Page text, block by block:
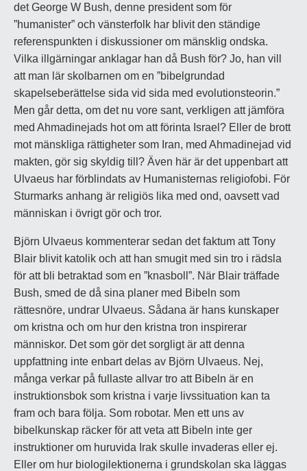
det George W Bush, denne president som för
”humanister” och vänsterfolk har blivit den ständige
referenspunkten i diskussioner om mänsklig ondska.
Vilka illgärningar anklagar han då Bush för? Jo, han vill
att man lär skolbarnen om en ”bibelgrundad
skapelseberättelse sida vid sida med evolutionsteorin.”
Men går detta, om det nu vore sant, verkligen att jämföra
med Ahmadinejads hot om att förinta Israel? Eller de brott
mot mänskliga rättigheter som Iran, med Ahmadinejad vid
makten, gör sig skyldig till? Även här är det uppenbart att
Ulvaeus har förblindats av Humanisternas religiofobi. För
Sturmarks anhang är religiös lika med ond, oavsett vad
människan i övrigt gör och tror.
Björn Ulvaeus kommenterar sedan det faktum att Tony
Blair blivit katolik och att han smugit med sin tro i rädsla
för att bli betraktad som en ”knasboll”. När Blair träffade
Bush, smed de då sina planer med Bibeln som
rättesnöre, undrar Ulvaeus. Sådana är hans kunskaper
om kristna och om hur den kristna tron inspirerar
människor. Det som gör det sorgligt är att denna
uppfattning inte enbart delas av Björn Ulvaeus. Nej,
många verkar på fullaste allvar tro att Bibeln är en
instruktionsbok som kristna i varje livssituation kan ta
fram och bara följa. Som robotar. Men ett uns av
bibelkunskap räcker för att veta att Bibeln inte ger
instruktioner om huruvida Irak skulle invaderas eller ej.
Eller om hur biologilektionerna i grundskolan ska läggas